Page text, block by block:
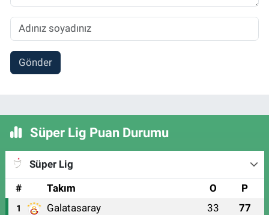
Gönder
Süper Lig Puan Durumu
Süper Lig
#
Takım O P
1 Galatasaray 33 77